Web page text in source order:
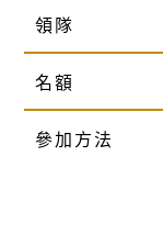
領隊
名額
參加方法